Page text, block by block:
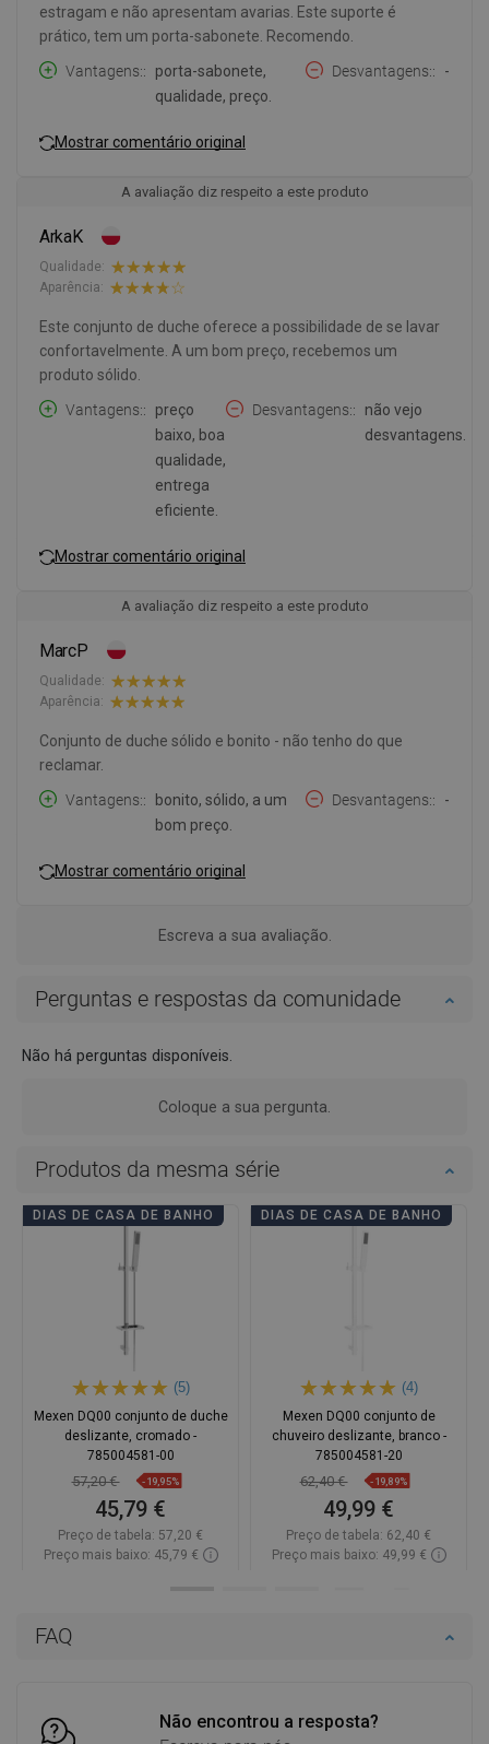
FAQ
Não encontrou a resposta?
estragam e não apresentam avarias. Este suporte é
prático, tem um porta-sabonete. Recomendo.
Vantagens:
porta-sabonete,
qualidade, preço.
Desvantagens: -
Mostrar comentário original
A avaliação diz respeito a este produto
ArkaK
Qualidade:
Aparência:
Este conjunto de duche oferece a possibilidade de se lavar
confortavelmente. A um bom preço, recebemos um
produto sólido.
Vantagens:
preço
baixo, boa
qualidade,
entrega
eficiente.
Desvantagens:
não vejo
desvantagens.
Mostrar comentário original
A avaliação diz respeito a este produto
MarcP
Qualidade:
Aparência:
Conjunto de duche sólido e bonito - não tenho do que
reclamar.
Vantagens:
bonito, sólido, a um
bom preço.
Desvantagens: -
Mostrar comentário original
Escreva a sua avaliação.
Perguntas e respostas da comunidade
Não há perguntas disponíveis.
Coloque a sua pergunta.
Produtos da mesma série
DIAS DE CASA DE BANHO
(5)
Mexen DQ00 conjunto de duche
deslizante, cromado -
785004581-00
57,20 € -19,95%
45,79 €
Preço de tabela: 57,20 €
Preço mais baixo: 45,79 €
DIAS DE CASA DE BANHO
(4)
Mexen DQ00 conjunto de
chuveiro deslizante, branco -
785004581-20
62,40 € -19,89%
49,99 €
Preço de tabela: 62,40 €
Preço mais baixo: 49,99 €